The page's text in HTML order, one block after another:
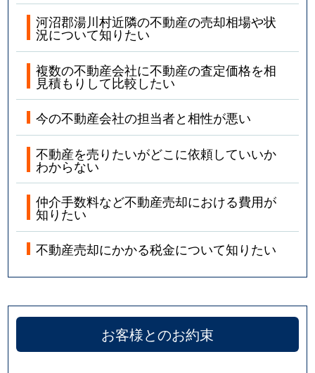
河沼郡湯川村近隣の不動産の売却相場や状
況について知りたい
複数の不動産会社に不動産の査定価格を相
見積もりして比較したい
今の不動産会社の担当者と相性が悪い
不動産を売りたいがどこに依頼していいか
わからない
仲介手数料など不動産売却における費用が
知りたい
不動産売却にかかる税金について知りたい
お客様とのお約束